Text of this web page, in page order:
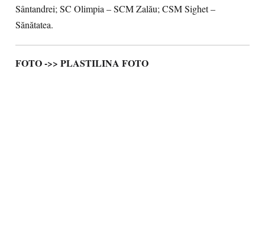
Sântandrei; SC Olimpia – SCM Zalău; CSM Sighet –
Sănătatea.
FOTO ->> PLASTILINA FOTO